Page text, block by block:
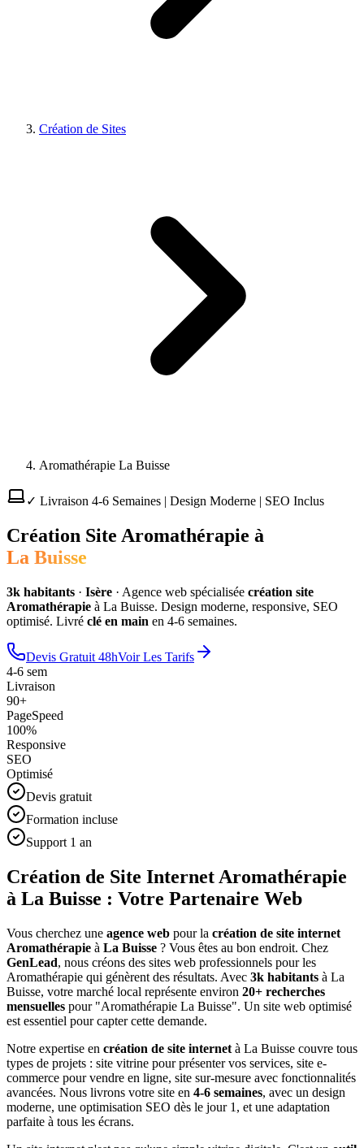
Création de Sites
Aromathérapie La Buisse
✓ Livraison 4-6 Semaines | Design Moderne | SEO Inclus
Création Site Aromathérapie à
La Buisse
3k habitants · Isère · Agence web spécialisée création site
Aromathérapie à La Buisse. Design moderne, responsive, SEO
optimisé. Livré clé en main en 4-6 semaines.
Devis Gratuit 48hVoir Les Tarifs
4-6 sem
Livraison
90+
PageSpeed
100%
Responsive
SEO
Optimisé
Devis gratuit
Formation incluse
Support 1 an
Création de Site Internet Aromathérapie
à La Buisse : Votre Partenaire Web
Vous cherchez une agence web pour la création de site internet
Aromathérapie à La Buisse ? Vous êtes au bon endroit. Chez
GenLead, nous créons des sites web professionnels pour les
Aromathérapie qui génèrent des résultats. Avec 3k habitants à La
Buisse, votre marché local représente environ 20+ recherches
mensuelles pour "Aromathérapie La Buisse". Un site web optimisé
est essentiel pour capter cette demande.
Notre expertise en création de site internet à La Buisse couvre tous
types de projets : site vitrine pour présenter vos services, site e-
commerce pour vendre en ligne, site sur-mesure avec fonctionnalités
avancées. Nous livrons votre site en 4-6 semaines, avec un design
moderne, une optimisation SEO dès le jour 1, et une adaptation
parfaite à tous les écrans.